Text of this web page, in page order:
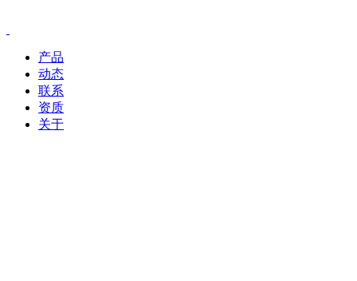
产品
动态
联系
资质
关于